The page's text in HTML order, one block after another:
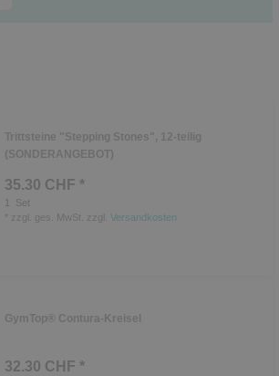
Trittsteine "Stepping Stones", 12-teilig
(SONDERANGEBOT)
35.30 CHF *
1
Set
zzgl. ges. MwSt. zzgl. Versandkosten
GymTop® Contura-Kreisel
32.30 CHF *